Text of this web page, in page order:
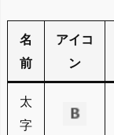
名
前
アイコ
ン
太
字